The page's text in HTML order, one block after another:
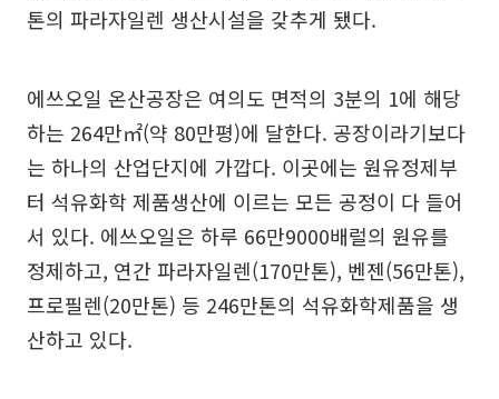
톤의 파라자일렌 생산시설을 갖추게 됐다.
에쓰오일 온산공장은 여의도 면적의 3분의 1에 해당
하는 264만㎡(약 80만평)에 달한다. 공장이라기보다
는 하나의 산업단지에 가깝다. 이곳에는 원유정제부
터 석유화학 제품생산에 이르는 모든 공정이 다 들어
서 있다. 에쓰오일은 하루 66만9000배럴의 원유를
정제하고, 연간 파라자일렌(170만톤), 벤젠(56만톤),
프로필렌(20만톤) 등 246만톤의 석유화학제품을 생
산하고 있다.